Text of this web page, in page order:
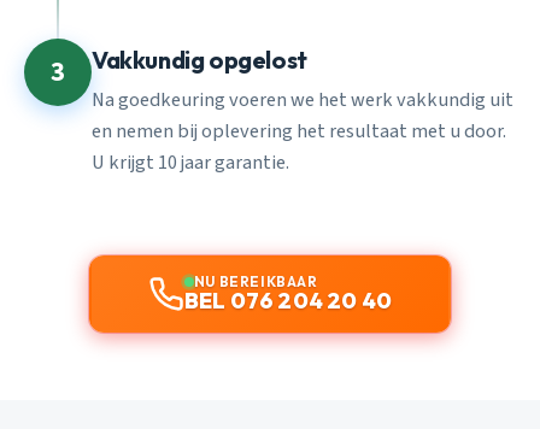
3 Vakkundig opgelost
Na goedkeuring voeren we het werk vakkundig uit
en nemen bij oplevering het resultaat met u door.
U krijgt 10 jaar garantie.
NU BEREIKBAAR
BEL 076 204 20 40